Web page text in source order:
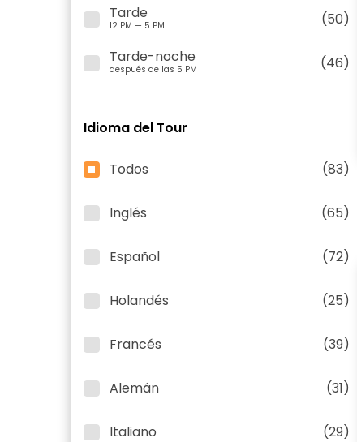
Tarde
12 PM — 5 PM
(50)
Tarde-noche
después de las 5 PM (46)
Idioma del Tour
Todos (83)
Inglés (65)
Español (72)
Holandés (25)
Francés (39)
Alemán (31)
Italiano (29)